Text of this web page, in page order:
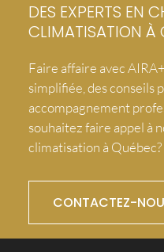
DES EXPERTS EN
CLIMATISATION À
Faire affaire avec
simplifiée, des conseils
accompagnement
souhaitez faire appel à
climatisation à
CONTACTEZ-